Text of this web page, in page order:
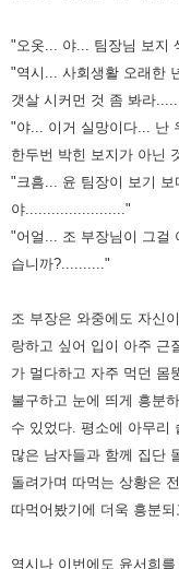
"오옷... 야... 팀장님 보지
"역시... 사회생활 오래한
갯살 시커먼 것 좀 봐라
"야... 이거 실망이다... 난
한두번 박힌 보지가 아닌
"크흠... 윤 팀장이 보기
야......................."
"어얼... 조 부장님이 그걸
습니까?.........."
조 부장은 와중에도 자신
랑하고 싶어 입이 아주 근
가 멀다하고 자주 먹던 몸
불구하고 눈에 띄게 흥분
수 있었다. 평소에 아무리
많은 남자들과 함께 집단
돌려 가며 따먹는 상황은
따먹어봤기에 더욱 흥분
역시나 이번에도 윤서희